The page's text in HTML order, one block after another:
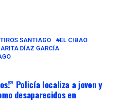
SANTIAGO
EL CIBAO
DÍAZ GARCÍA
Policía localiza a joven y
desaparecidos en